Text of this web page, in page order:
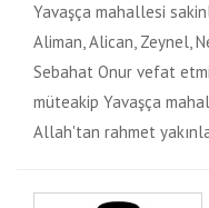
Yavaşça mahallesi
Aliman, Alican, Zeynel,
Sebahat Onur vefat
müteakip Yavaşça
Allah'tan rahmet